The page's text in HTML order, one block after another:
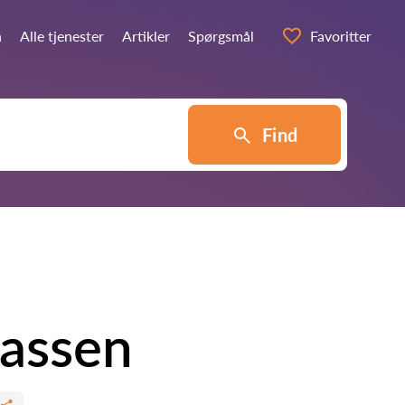
Alle tjenester Artikler Spørgsmål Favoritter
Find